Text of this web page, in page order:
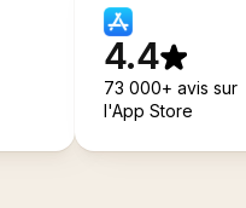
4.4
73 000+ avis sur
l'App Store